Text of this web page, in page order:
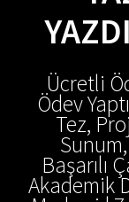
Ücretli
Ödev
Tez,
Başarılı
Akademik